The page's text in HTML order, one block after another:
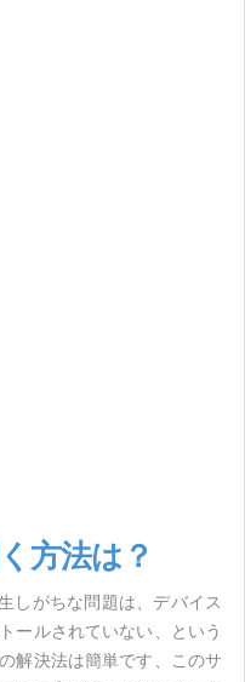
方法は？
しがちな問題は、デバイス
ールされていない、という
解決法は簡単です、このサ